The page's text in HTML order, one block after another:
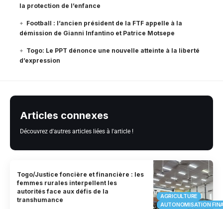
la protection de l’enfance
Football : l’ancien président de la FTF appelle à la
démission de Gianni Infantino et Patrice Motsepe
Togo: Le PPT dénonce une nouvelle atteinte à la liberté
d’expression
Articles connexes
Découvrez d'autres articles liées à l'article !
AGRICULTURE
AUTONOMISATION
Togo/Justice foncière et financière : les
femmes rurales interpellent les
autorités face aux défis de la
transhumance